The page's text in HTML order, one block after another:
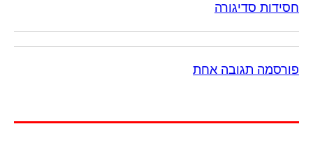
חסידות סדיגורה
פורסמה תגובה אחת